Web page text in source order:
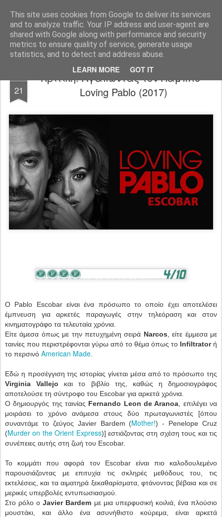
This site uses cookies from Google to deliver its services
and to analyze traffic. Your IP address and user-agent are
shared with Google along with performance and security
metrics to ensure quality of service, generate usage
statistics, and to detect and address abuse.
LEARN MORE GOT IT
FilmBoy
21
Κριτική: Αγαπώντας τον Πάμπλο -
Loving Pablo (2017)
Ο Pablo Escobar είναι ένα πρόσωπο το οποίο έχει αποτελέσει
έμπνευση για αρκετές παραγωγές στην τηλεόραση και στον
κινηματογράφο τα τελευταία χρόνια.
Είτε άμεσα όπως με την πετυχημένη σειρά Narcos , είτε έμμεσα με
ταινίες που περιστρέφονται γύρω από το θέμα όπως το Infiltratorή
το περσινό American Made
Εδώ η προσέγγιση της ιστορίας γίνεται μέσα από το πρόσωπο της
Virginia Vallejo και το βιβλίο της, καθώς η δημοσιογράφος
αποτελούσε τη σύντροφο του Escobar για αρκετά χρόνια.
Ο δημιουργός της ταινίας Fernando Leon de Aranoa , επιλέγει να
μοιράσει το χρόνο ανάμεσα στους δύο πρωταγωνιστές [όπου
συναντάμε το ζεύγος Javier Bardem (Mother!) - Penelope Cruz
(Murder on the Orient Express)] εστιάζοντας στη σχέση τους και τις
συνέπειες αυτής στη ζωή του Escobar.
Το κομμάτι που αφορά τον Escobar είναι πιο καλοδουλεμένο
παρουσιάζοντας με επιτυχία τις σκληρές μεθόδους του, τις
εκτελέσεις, και τα αιματηρά ξεκαθαρίσματα, φτάνοντας βέβαια και σε
μερικές υπερβολές εντυπωσιασμού.
Στο ρόλο οJavier Bardem με μια υπερφυσική κοιλιά, ένα πλούσιο
μουστάκι, και άλλο ένα ασυνήθιστο κούρεμα, είναι αρκετά